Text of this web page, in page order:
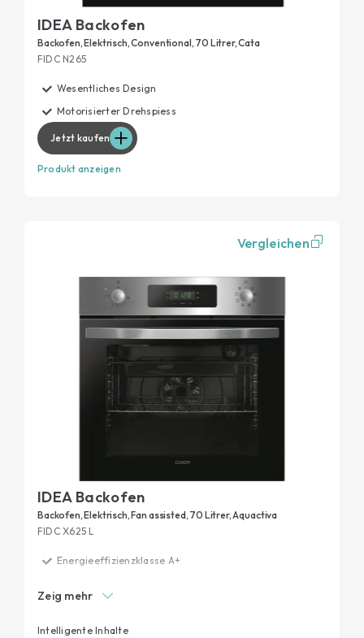
IDEA Backofen
Backofen, Elektrisch, Conventional, 70 Litrer, Cata
FIDC N265
Wesentliches Design
Motorisierter Drehspiess
Jetzt kaufen
Produkt anzeigen
Vergleichen
IDEA Backofen
Backofen, Elektrisch, Fan assisted, 70 Litrer, Aquactiva
FIDC X625 L
Energieeffizienzklasse A+
Teleskopschienen
Spezielle Funktionen
Zeig mehr
Intelligente Inhalte